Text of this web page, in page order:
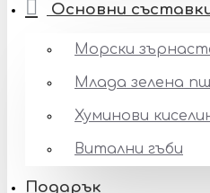
Основни
Морски
Млада зелена
Хуминови
Витални гъби
Подарък